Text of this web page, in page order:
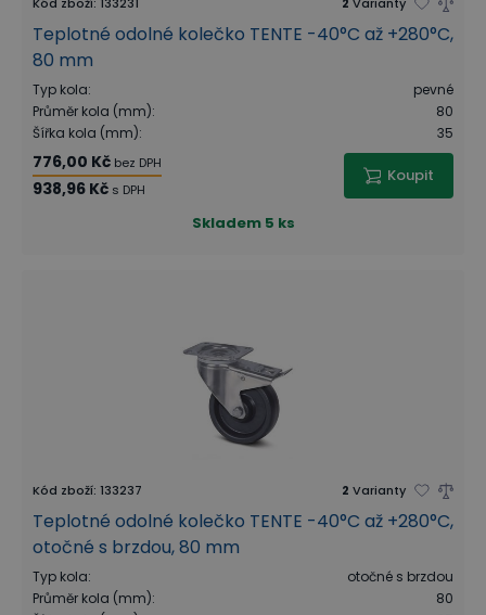
Teplotné odolné kolečko TENTE -40°C až +280°C,
80 mm
Typ kola:
pevné
Průměr kola (mm):
80
Šířka kola (mm): 35
776,00 Kč bez DPH
938,96 Kč s DPH
Koupit
Skladem 5 ks
Kód zboží: 133237 2 Varianty
Teplotné odolné kolečko TENTE -40°C až +280°C,
otočné s brzdou, 80 mm
Typ kola:
otočné s brzdou
Průměr kola (mm):
80